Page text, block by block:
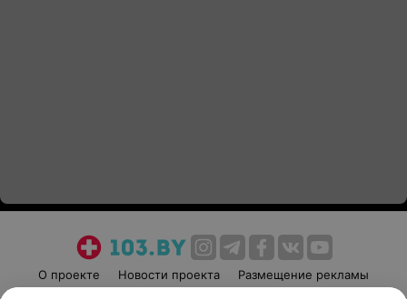
О проекте Новости проекта
Размещение рекламы